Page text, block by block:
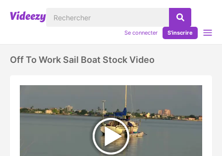
Se connecter S'inscrire
Off To Work Sail Boat Stock Video